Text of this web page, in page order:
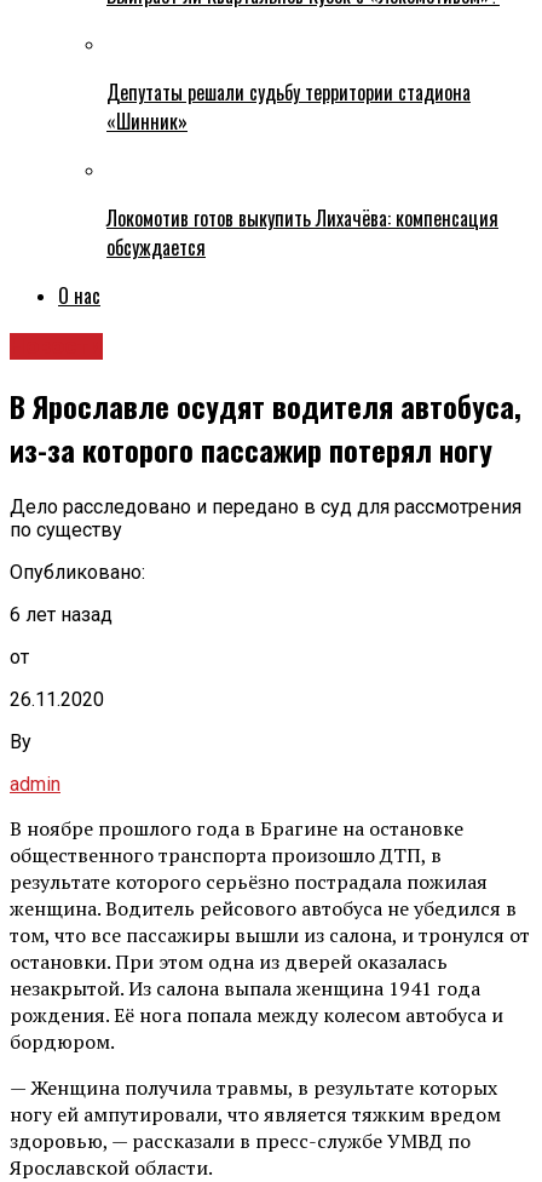
Депутаты решали судьбу территории стадиона
«Шинник»
Локомотив готов выкупить Лихачёва: компенсация
обсуждается
О нас
В Ярославле осудят водителя автобуса,
из-за которого пассажир потерял ногу
Дело расследовано и передано в суд для рассмотрения
по существу
Опубликовано:
6 лет назад
от
26.11.2020
By
admin
В ноябре прошлого года в Брагине на остановке
общественного транспорта произошло ДТП, в
результате которого серьёзно пострадала пожилая
женщина. Водитель рейсового автобуса не убедился в
том, что все пассажиры вышли из салона, и тронулся от
остановки. При этом одна из дверей оказалась
незакрытой. Из салона выпала женщина 1941 года
рождения. Её нога попала между колесом автобуса и
бордюром.
— Женщина получила травмы, в результате которых
ногу ей ампутировали, что является тяжким вредом
здоровью, — рассказали в пресс-службе УМВД по
Ярославской области.